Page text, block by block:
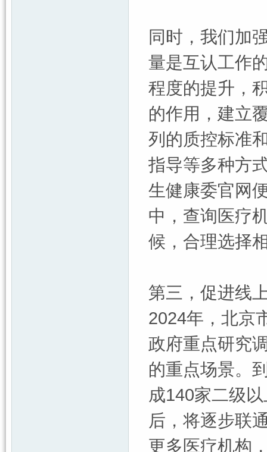
同时，我们加
量是互认工作
程度的提升，
的作用，建立
列的质控标准
指导等多种方
生健康委官网
中，查询医疗
候，合理选择
第三，促进线
2024年，北京
政府重点研究
的重点场景。
成140家二级
后，将逐步联
更多医疗机构